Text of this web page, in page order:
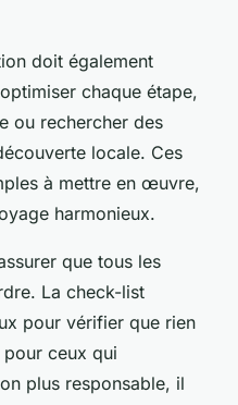
doit également
chaque étape,
ou rechercher des
locale. Ces
à mettre en œuvre,
harmonieux.
que tous les
La check-list
pour vérifier que rien
pour ceux qui
plus responsable, il